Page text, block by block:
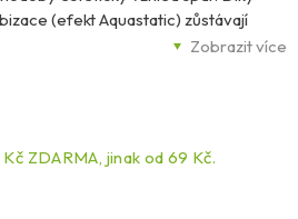
Zobrazit více
(efekt Aquastatic) zůstávají
a nevsakují do její struktury, což
objekty, zejména je doporučena na
balkony, terasy či bazény.
ZDARMA, jinak od 69 Kč.